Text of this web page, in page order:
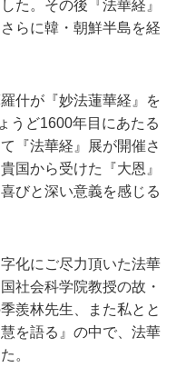
た。その後『法華経』
らに韓・朝鮮半島を経
什が『妙法蓮華経』を
うど1600年目にあたる
『法華経』展が開催さ
国から受けた『大恩』
びと深い意義を感じる
化にご尽力頂いた法華
社会科学院教授の故・
羨林先生、また私とと
を語る』の中で、法華
。